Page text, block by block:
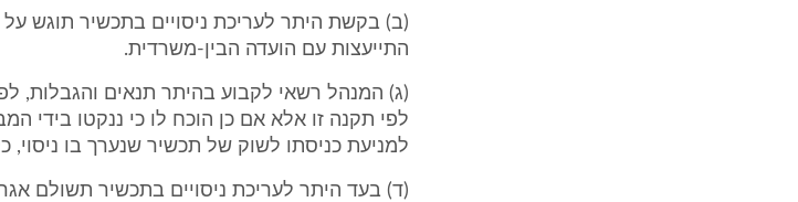
(ב) בקשת היתר לעריכת ניסויים בתכשיר תוגש
התייעצות עם הועדה הבין-משרדית.
(ג) המנהל רשאי לקבוע בהיתר תנאים והגבלות,
לפי תקנה זו אלא אם כן הוכח לו כי ננקטו בידי
למניעת כניסתו לשוק של תכשיר שנערך בו ניסוי,
(ד) בעד היתר לעריכת ניסויים בתכשיר תשולם אגרה של 728